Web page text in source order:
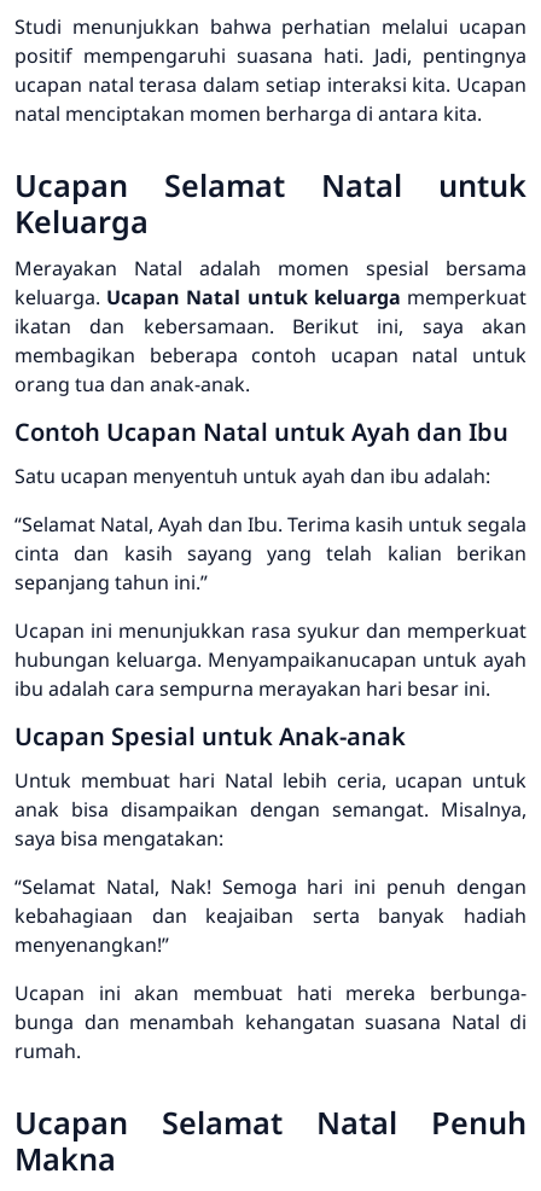
Studi menunjukkan bahwa perhatian melalui ucapan
positif mempengaruhi suasana hati. Jadi, pentingnya
ucapan natal terasa dalam setiap interaksi kita. Ucapan
natal menciptakan momen berharga di antara kita.
Ucapan Selamat Natal untuk
Keluarga
Merayakan Natal adalah momen spesial bersama
keluarga. Ucapan Natal untuk keluarga memperkuat
ikatan dan kebersamaan. Berikut ini, saya akan
membagikan beberapa contoh ucapan natal untuk
orang tua dan anak-anak.
Contoh Ucapan Natal untuk Ayah dan Ibu
Satu ucapan menyentuh untuk ayah dan ibu adalah:
“Selamat Natal, Ayah dan Ibu. Terima kasih untuk segala
cinta dan kasih sayang yang telah kalian berikan
sepanjang tahun ini.”
Ucapan ini menunjukkan rasa syukur dan memperkuat
hubungan keluarga. Menyampaikanucapan untuk ayah
ibu adalah cara sempurna merayakan hari besar ini.
Ucapan Spesial untuk Anak-anak
Untuk membuat hari Natal lebih ceria, ucapan untuk
anak bisa disampaikan dengan semangat. Misalnya,
saya bisa mengatakan:
“Selamat Natal, Nak! Semoga hari ini penuh dengan
kebahagiaan dan keajaiban serta banyak hadiah
menyenangkan!”
Ucapan ini akan membuat hati mereka berbunga-
bunga dan menambah kehangatan suasana Natal di
rumah.
Ucapan Selamat Natal Penuh
Makna